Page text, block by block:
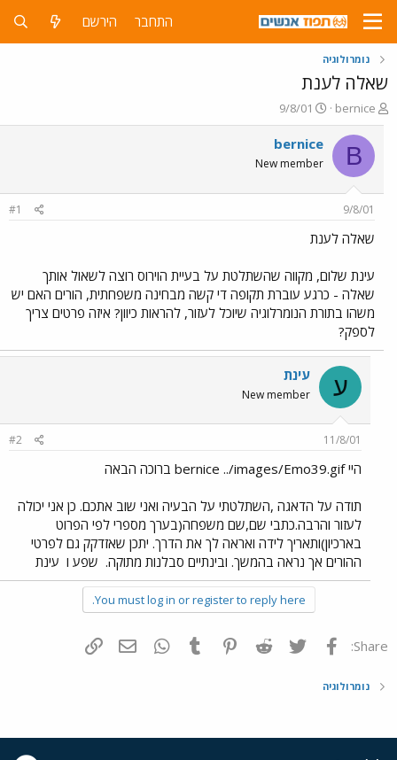
התחבר הירשם
נומרולוגיה
שאלה לענת
פ
ו
ת
ח
ה
ש
א
bernice
פ
ו
ר
ס
ם
ר
9/8/01
B
bernice
New member
9/8/01
#1
שאלה לענת
עינת שלום, מקווה שהשתלטת על בעיית הוירוס רוצה לשאול אותך
שאלה - כרגע עוברת תקופה די קשה מבחינה משפחתית, הורים האם יש
משהו בתורת הנומרלוגיה שיוכל לעזור, להראות כיוון? איזה פרטים צריך
לספק?
ע עינת
New member
11/8/01
#2
היי bernice ../images/Emo39.gif ברוכה הבאה
תודה על הדאגה ,השתלטתי על הבעיה ואני שוב אתכם. כן אני יכולה
לעזור והרבה.כתבי שם,שם משפחה(בערך מספרי לפי הפרוט
בארכיון)ותאריך לידה ואראה לך את הדרך. יתכן שאזדקק גם לפרטי
ההורים אך נראה בהמשך. ובינתיים סבלנות מתוקה. שפע ו עינת
You must log in or register to reply here.
Share: פייסבוק Twitter
Reddit
Pinterest
Tumblr
WhatsAppדואר אלקטרוני
נומרולוגיה